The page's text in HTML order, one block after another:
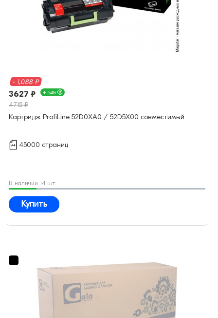
- 1,088 ₽
3627 ₽ + 54Б
4715 ₽
Картридж ProfiLine 52D0XA0 / 52D5X00 совместимый
45000 страниц
В наличии 14 шт.
Купить